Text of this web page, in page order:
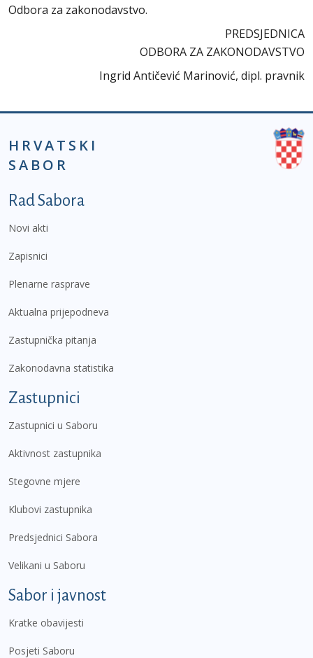
Odbora za zakonodavstvo.
PREDSJEDNICA
ODBORA ZA ZAKONODAVSTVO
Ingrid Antičević Marinović, dipl. pravnik
HRVATSKI
SABOR
Podnožje prvi izbornik
Rad Sabora
Novi akti
Zapisnici
Plenarne rasprave
Aktualna prijepodneva
Zastupnička pitanja
Zakonodavna statistika
Zastupnici
Zastupnici u Saboru
Aktivnost zastupnika
Stegovne mjere
Klubovi zastupnika
Predsjednici Sabora
Velikani u Saboru
Sabor i javnost
Kratke obavijesti
Posjeti Saboru